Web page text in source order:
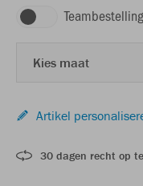
Teambestelling
Kies maat
Artikel
30 dagen recht op